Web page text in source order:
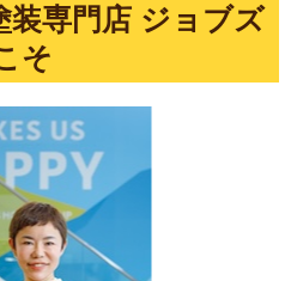
装専門店 ジョブズ
そ